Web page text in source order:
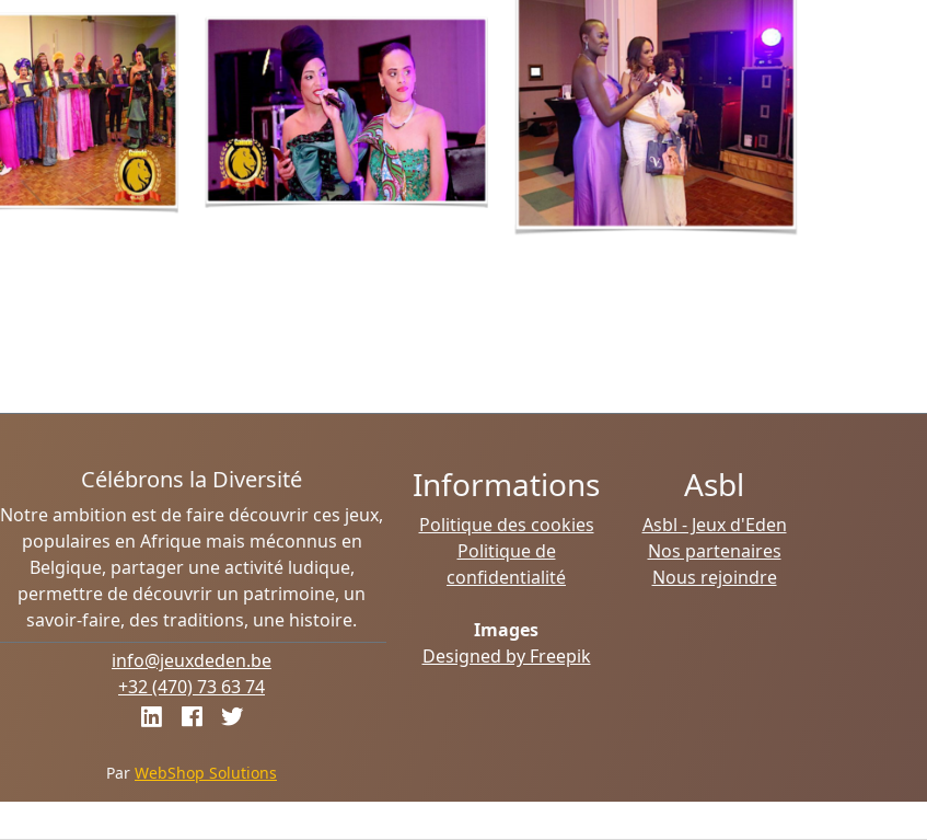
Célébrons la Diversité
Notre ambition est de faire découvrir ces jeux,
populaires en Afrique mais méconnus en
Belgique, partager une activité ludique,
permettre de découvrir un patrimoine, un
savoir-faire, des traditions, une histoire.
info@jeuxdeden.be
+32 (470) 73 63 74
Informations
Politique des cookies
Politique de
confidentialité
Images
Designed by Freepik
Asbl
Asbl - Jeux d'Eden
Nos partenaires
Nous rejoindre
Par WebShop Solutions